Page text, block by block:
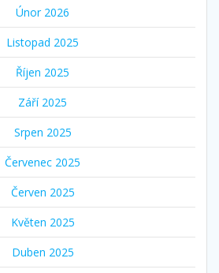
Únor 2026
Listopad 2025
Říjen 2025
Září 2025
Srpen 2025
Červenec 2025
Červen 2025
Květen 2025
Duben 2025